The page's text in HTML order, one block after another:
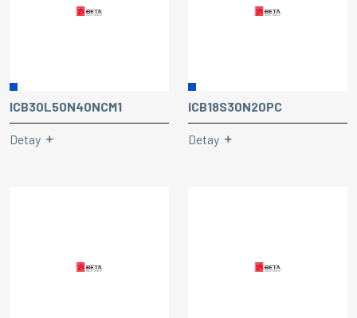
ICB30L50N40NCM1
Detay
ICB18S30N20PC
Detay